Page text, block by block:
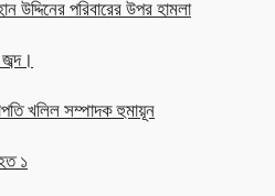
উদ্দিনের পরিবারের উপর হামলা
খলিল সম্পাদক হুমায়ূন
১